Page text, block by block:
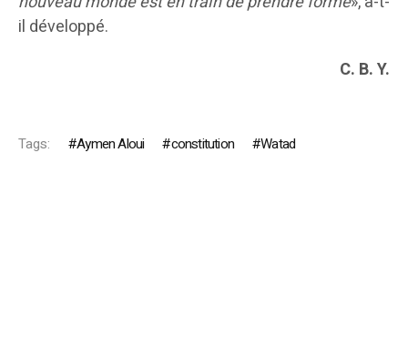
il développé.
C. B. Y.
Tags: Aymen Aloui constitution Watad